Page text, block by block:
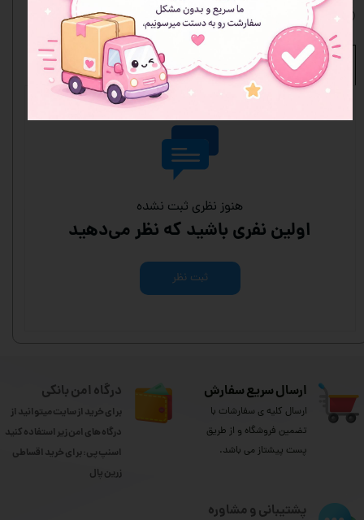
افزودن به علاقه مندی ها
نظرات
هنوز نظری ثبت نشده
اولین نفری باشید که نظر می‌دهید
ثبت نظر
ارسال سریع سفارش
ارسال کلیه ی سفارشات با
تضمین فروشگاه و از طریق
پست پیشتاز می باشد.
درگاه امن بانکی
برای خرید از سایت میتوانید از
درگاه های امن زیر استفاده کنید
اسنپ پی: برای خرید اقساطی
​​​​​​​زرین پال
پشتیبانی و مشاوره